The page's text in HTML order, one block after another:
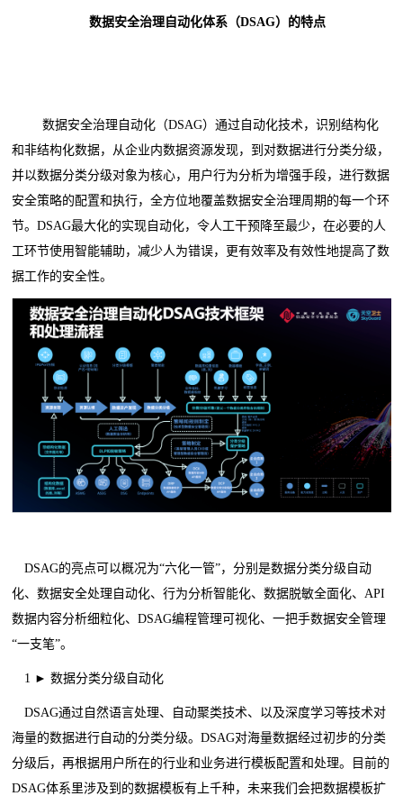
数据安全治理自动化体系（DSAG）的特点
数据安全治理自动化（DSAG）通过自动化技术，识别结构化
和非结构化数据，从企业内数据资源发现，到对数据进行分类分级，
并以数据分类分级对象为核心，用户行为分析为增强手段，进行数据
安全策略的配置和执行，全方位地覆盖数据安全治理周期的每一个环
节。DSAG最大化的实现自动化，令人工干预降至最少，在必要的人
工环节使用智能辅助，减少人为错误，更有效率及有效性地提高了数
据工作的安全性。
DSAG的亮点可以概况为“六化一管”，分别是数据分类分级自动
化、数据安全处理自动化、行为分析智能化、数据脱敏全面化、API
数据内容分析细粒化、DSAG编程管理可视化、一把手数据安全管理
“一支笔”。
1 ► 数据分类分级自动化
DSAG通过自然语言处理、自动聚类技术、以及深度学习等技术对
海量的数据进行自动的分类分级。DSAG对海量数据经过初步的分类
分级后，再根据用户所在的行业和业务进行模板配置和处理。目前的
DSAG体系里涉及到的数据模板有上千种，未来我们会把数据模板扩